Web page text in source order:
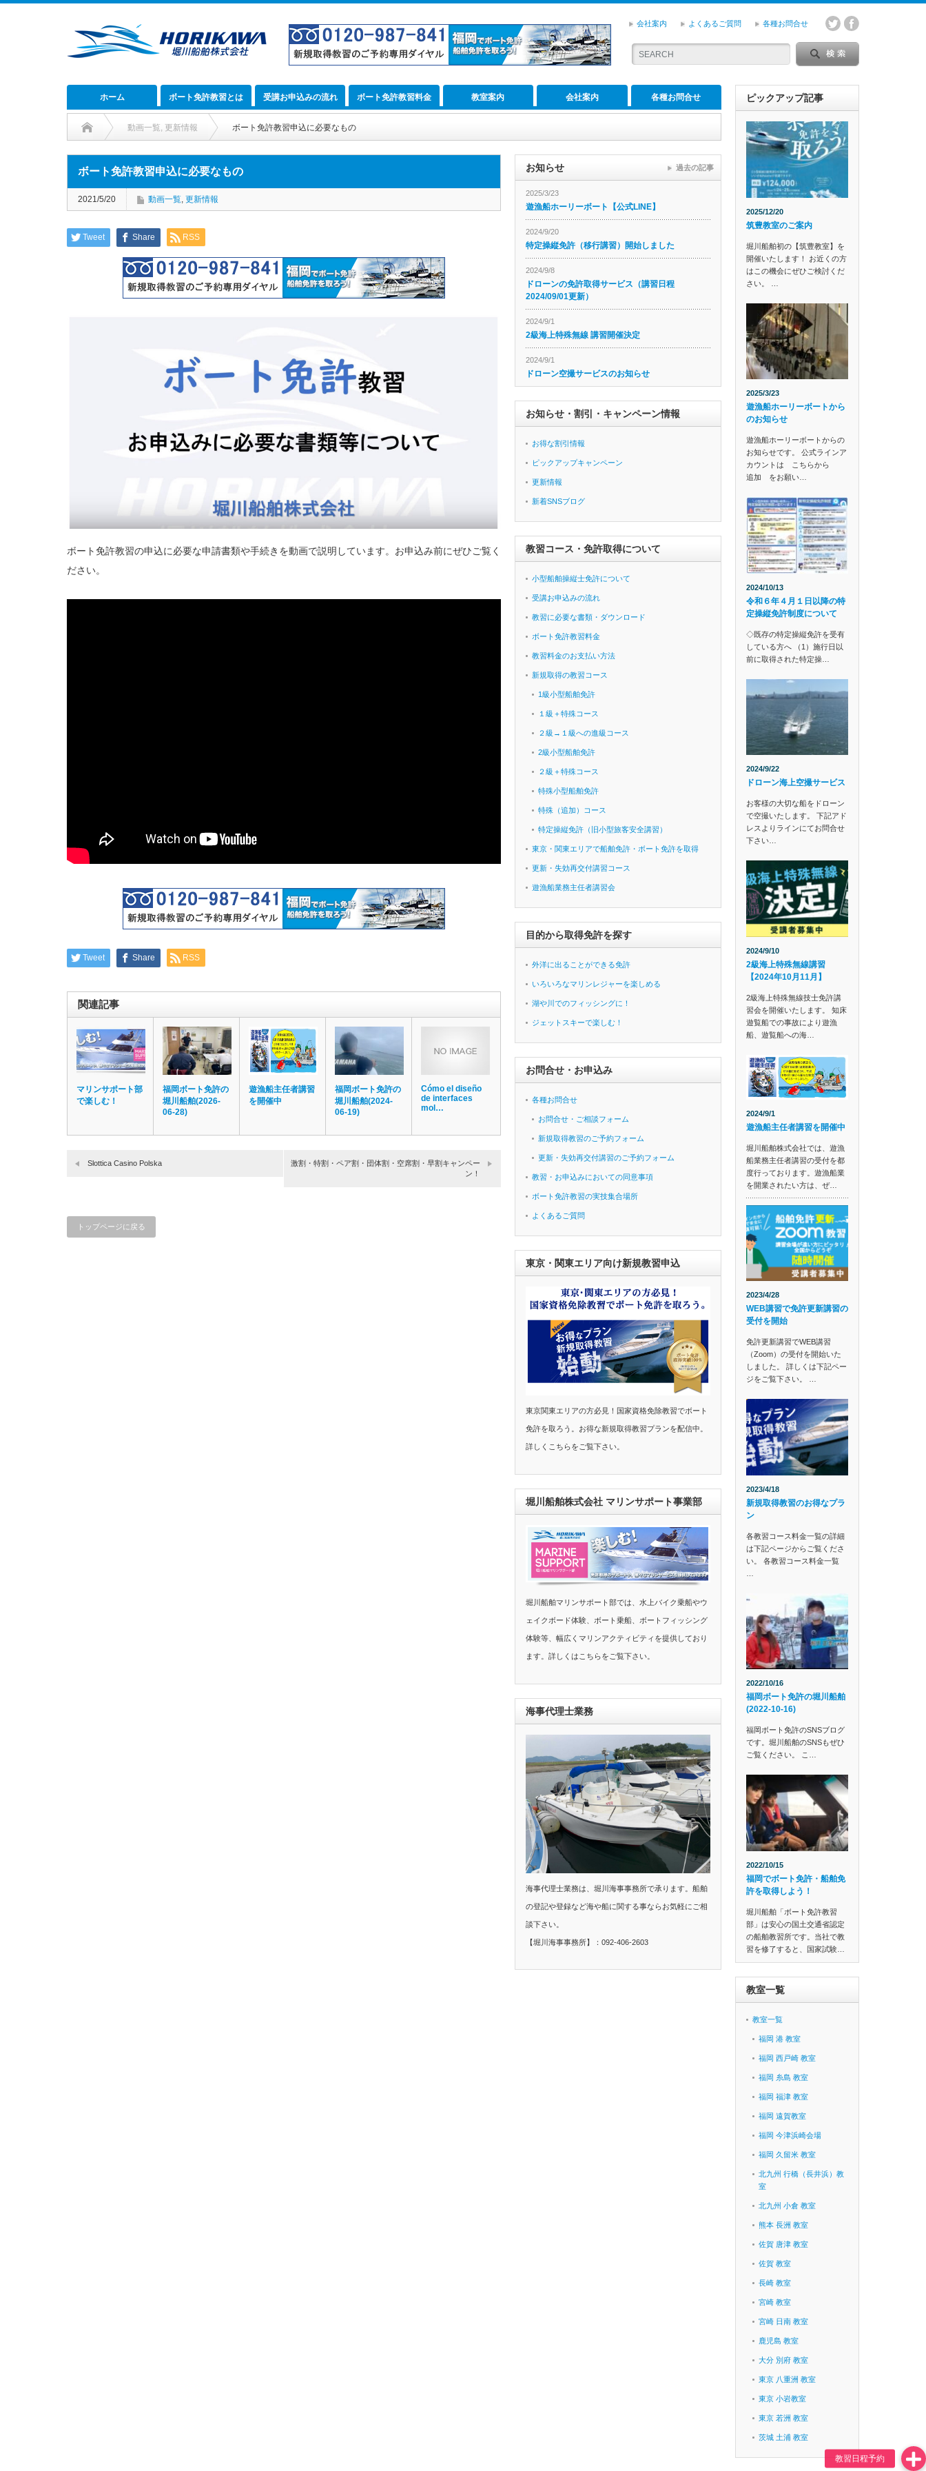
会社案内 よくあるご質問 各種お問合せ
ホーム ボート免許教習とは 受講お申込みの流れ ボート免許教習料金 教室案内 会社案内 各種お問合せ
動画一覧, 更新情報 ボート免許教習申込に必要なもの
ボート免許教習申込に必要なもの
2021/5/20 動画一覧, 更新情報
Tweet Share RSS
ボート免許教習の申込に必要な申請書類や手続きを動画で説明しています。お申込み前にぜひご覧く
ださい。
Tweet Share RSS
関連記事
マリンサポート部
で楽しむ！
福岡ボート免許の
堀川船舶(2026-
06-28)
遊漁船主任者講習
を開催中
福岡ボート免許の
堀川船舶(2024-
06-19)
Cómo el diseño
de interfaces
mol…
Slottica Casino Polska
激割・特割・ペア割・団体割・空席割・早割キャンペー
ン！
トップページに戻る
お知らせ
2025/3/23
遊漁船ホーリーボート【公式LINE】
2024/9/20
特定操縦免許（移行講習）開始しました
2024/9/8
ドローンの免許取得サービス（講習日程
2024/09/01更新）
2024/9/1
2級海上特殊無線 講習開催決定
2024/9/1
ドローン空撮サービスのお知らせ
過去の記事
お知らせ・割引・キャンペーン情報
お得な割引情報
ピックアップキャンペーン
更新情報
新着SNSブログ
教習コース・免許取得について
小型船舶操縦士免許について
受講お申込みの流れ
教習に必要な書類・ダウンロード
ボート免許教習料金
教習料金のお支払い方法
新規取得の教習コース
1級小型船舶免許
１級＋特殊コース
２級→１級への進級コース
2級小型船舶免許
２級＋特殊コース
特殊小型船舶免許
特殊（追加）コース
特定操縦免許（旧小型旅客安全講習）
東京・関東エリアで船舶免許・ボート免許を取得
更新・失効再交付講習コース
遊漁船業務主任者講習会
目的から取得免許を探す
外洋に出ることができる免許
いろいろなマリンレジャーを楽しめる
湖や川でのフィッシングに！
ジェットスキーで楽しむ！
お問合せ・お申込み
各種お問合せ
お問合せ・ご相談フォーム
新規取得教習のご予約フォーム
更新・失効再交付講習のご予約フォーム
教習・お申込みにおいての同意事項
ボート免許教習の実技集合場所
よくあるご質問
東京・関東エリア向け新規教習申込
東京関東エリアの方必見！国家資格免除教習でボート
免許を取ろう。お得な新規取得教習プランを配信中。
詳しくこちらをご覧下さい。
堀川船舶株式会社 マリンサポート事業部
堀川船舶マリンサポート部では、水上バイク乗船やウ
ェイクボード体験、ボート乗船、ボートフィッシング
体験等、幅広くマリンアクティビティを提供しており
ます。詳しくはこちらをご覧下さい。
海事代理士業務
海事代理士業務は、堀川海事事務所で承ります。船舶
の登記や登録など海や船に関する事ならお気軽にご相
談下さい。
【堀川海事事務所】：092-406-2603
ピックアップ記事
2025/12/20
筑豊教室のご案内
堀川船舶初の【筑豊教室】を
開催いたします！ お近くの方
はこの機会にぜひご検討くだ
さい。 …
2025/3/23
遊漁船ホーリーボートから
のお知らせ
遊漁船ホーリーボートからの
お知らせです。 公式ラインア
カウントは こちらから
追加 をお願い…
2024/10/13
令和６年４月１日以降の特
定操縦免許制度について
◇既存の特定操縦免許を受有
している方へ （1）施行日以
前に取得された特定操…
2024/9/22
ドローン海上空撮サービス
お客様の大切な船をドローン
で空撮いたします。 下記アド
レスよりラインにてお問合せ
下さい…
2024/9/10
2級海上特殊無線講習
【2024年10月11月】
2級海上特殊無線技士免許講
習会を開催いたします。 知床
遊覧船での事故により遊漁
船、遊覧船への海…
2024/9/1
遊漁船主任者講習を開催中
堀川船舶株式会社では、遊漁
船業務主任者講習の受付を都
度行っております。遊漁船業
を開業されたい方は、ぜ…
2023/4/28
WEB講習で免許更新講習の
受付を開始
免許更新講習でWEB講習
（Zoom）の受付を開始いた
しました。 詳しくは下記ペー
ジをご覧下さい。 …
2023/4/18
新規取得教習のお得なプラ
ン
各教習コース料金一覧の詳細
は下記ページからご覧くださ
い。 各教習コース料金一覧
2022/10/16
福岡ボート免許の堀川船舶
(2022-10-16)
福岡ボート免許のSNSブログ
です。堀川船舶のSNSもぜひ
ご覧ください。 こ…
2022/10/15
福岡でボート免許・船舶免
許を取得しよう！
堀川船舶「ボート免許教習
部」は安心の国土交通省認定
の船舶教習所です。当社で教
習を修了すると、国家試験…
教室一覧
教室一覧
福岡 港 教室
福岡 西戸崎 教室
福岡 糸島 教室
福岡 福津 教室
福岡 遠賀教室
福岡 今津浜崎会場
福岡 久留米 教室
北九州 行橋（長井浜）教
室
北九州 小倉 教室
熊本 長洲 教室
佐賀 唐津 教室
佐賀 教室
長崎 教室
宮崎 教室
宮崎 日南 教室
鹿児島 教室
大分 別府 教室
東京 八重洲 教室
東京 小岩教室
東京 若洲 教室
茨城 土浦 教室